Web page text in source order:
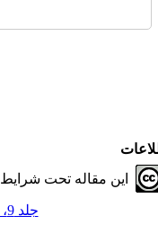
این مقاله تحت شرایط
جلد 9، شماره 2 - ( 12-1394 )